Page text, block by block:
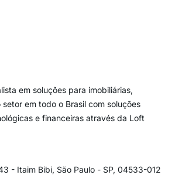
em soluções para imobiliárias,
setor em todo o Brasil com soluções
e financeiras através da Loft
- Itaim Bibi, São Paulo - SP, 04533-012